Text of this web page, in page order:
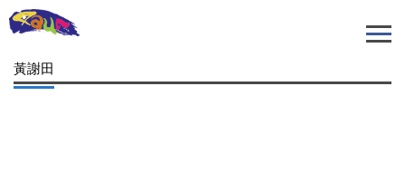
跳
到
要
內
黃謝田